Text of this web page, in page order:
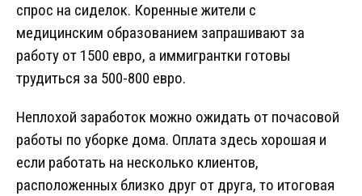
спрос на сиделок. Коренные жители с
медицинским образованием запрашивают за
работу от 1500 евро, а иммигрантки готовы
трудиться за 500-800 евро.
Неплохой заработок можно ожидать от почасовой
работы по уборке дома. Оплата здесь хорошая и
если работать на несколько клиентов,
расположенных близко друг от друга, то итоговая